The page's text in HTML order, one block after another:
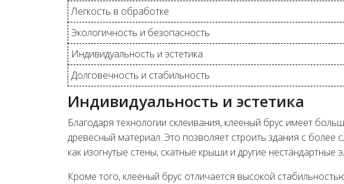
Легкость в обработке
Экологичность и безопасность
Индивидуальность и эстетика
Долговечность и стабильность
Индивидуальность и эстетика
Благодаря технологии склеивания, клееный брус имеет
древесный материал. Это позволяет строить здания с
как изогнутые стены, скатные крыши и другие нестандартные
Кроме того, клееный брус отличается высокой